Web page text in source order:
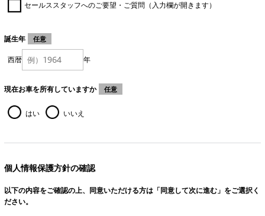
セールススタッフへのご要望・ご質問（入力欄が開きます）
誕生年 任意
西暦 年
現在お車を所有していますか 任意
はい いいえ
個人情報保護方針の確認
以下の内容をご確認の上、同意いただける方は「同意して次に進む」をご選択く
ださい。